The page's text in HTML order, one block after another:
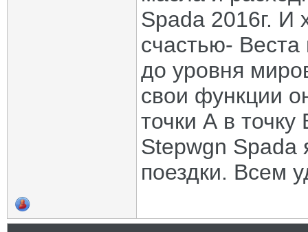
Spada 2016г. И
счастью-
до уровня
свои функции
точки А в
Stepwgn
поездки. Всем